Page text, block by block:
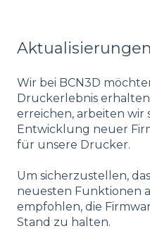
Wir bei BCN3D
Druckerlebnis
erreichen, arbeiten wir
Entwicklung neuer
für unsere Drucker.
Um sicherzustellen,
neuesten Funktionen
empfohlen, die
Stand zu halten.